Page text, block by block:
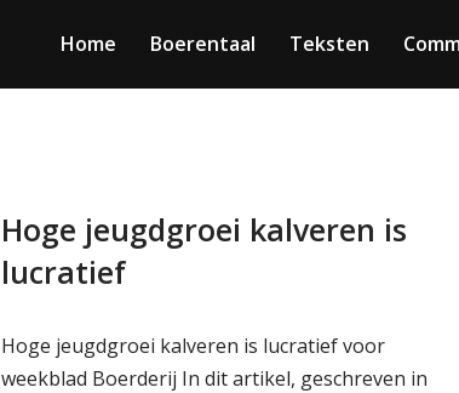
Home Boerentaal Teksten
Hoge jeugdgroei kalveren is
lucratief
Hoge jeugdgroei kalveren is lucratief voor
weekblad Boerderij In dit artikel, geschreven in